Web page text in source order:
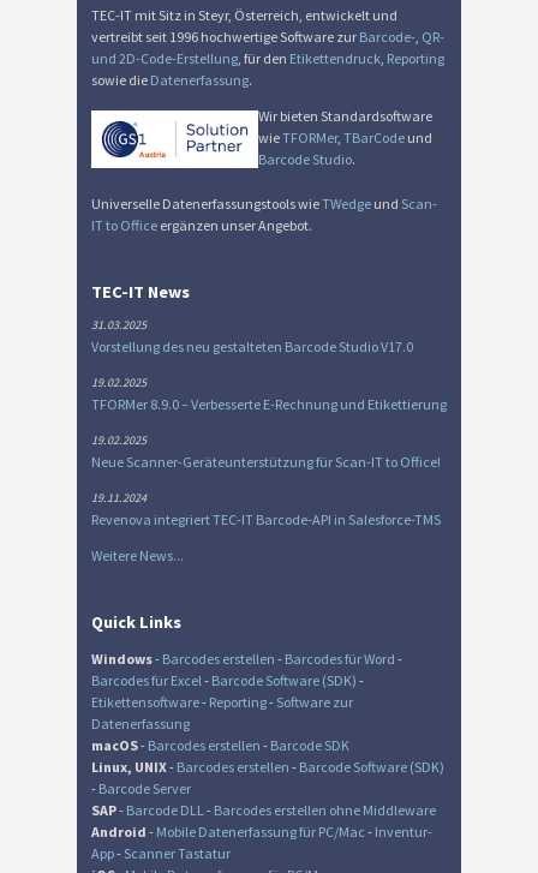
TEC-IT mit Sitz in Steyr, Österreich, entwickelt und
vertreibt seit 1996 hochwertige Software zur Barcode-, QR-
und 2D-Code-Erstellung, für den Etikettendruck, Reporting
sowie die Datenerfassung.
Wir bieten Standardsoftware
wieTFORMer,TBarCode und
Barcode Studio.
Universelle Datenerfassungstools wieTWedge und Scan-
IT to Office ergänzen unser Angebot.
TEC-IT News
31.03.2025
Vorstellung des neu gestalteten Barcode Studio V17.0
19.02.2025
TFORMer 8.9.0 – Verbesserte E-Rechnung und Etikettierung
19.02.2025
Neue Scanner-Geräteunterstützung für Scan-IT to Office!
19.11.2024
Revenova integriert TEC-IT Barcode-API in Salesforce-TMS
Weitere News...
Quick Links
Windows- Barcodes erstellen - Barcodes für Word -
Barcodes für Excel- Barcode Software (SDK) -
Etikettensoftware- Reporting- Software zur
Datenerfassung
macOS- Barcodes erstellen - Barcode SDK
Linux, UNIX- Barcodes erstellen - Barcode Software (SDK)
- Barcode Server
SAP- Barcode DLL- Barcodes erstellen ohne Middleware
Android - Mobile Datenerfassung für PC/Mac - Inventur-
App- Scanner Tastatur